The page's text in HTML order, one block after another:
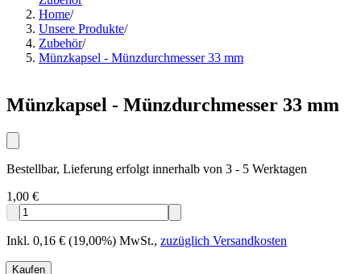
Home/
Unsere Produkte/
Zubehör/
Münzkapsel - Münzdurchmesser 33 mm
Münzkapsel - Münzdurchmesser 33 mm
Bestellbar, Lieferung erfolgt innerhalb von 3 - 5 Werktagen
1,00 €
Inkl. 0,16 € (19,00%) MwSt., zuzüglich Versandkosten
Kaufen